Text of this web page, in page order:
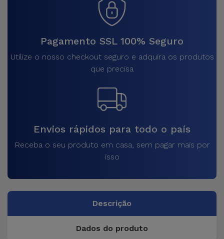
Pagamento SSL 100% Seguro
Utilize o nosso checkout seguro e adquira os produtos
que precisa
Envios rápidos para todo o país
Receba o seu produto em casa, sem pagar mais por
isso
Descrição
Dados do produto